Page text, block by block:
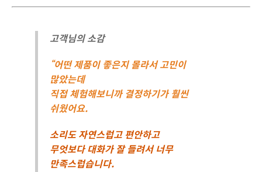
고객님의 소감
“어떤 제품이 좋은지 몰라서 고민이
많았는데
직접 체험해보니까 결정하기가 훨씬
쉬웠어요.
소리도 자연스럽고 편안하고
무엇보다 대화가 잘 들려서 너무
만족스럽습니다.